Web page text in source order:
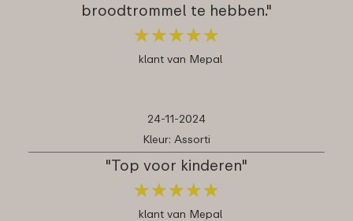
broodtrommel te hebben."
★★★★★
★★★★★
klant van Mepal
24-11-2024
Kleur: Assorti
"Top voor kinderen"
★★★★★
★★★★★
klant van Mepal